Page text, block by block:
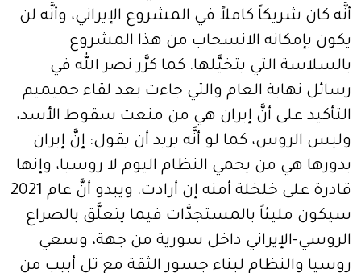
أنَّه كان شريكاً كاملاً في المشروع الإيراني، وأنَّه لن
يكون بإمكانه الانسحاب من هذا المشروع
بالسلاسة التي يتخيَّلها. كما كرَّر نصر الله في
رسائل نهاية العام والتي جاءت بعد لقاء حميميم
التأكيد على أنَّ إيران هي من منعت سقوط الأسد،
وليس الروس، كما لو أنَّه يريد أن يقول: إنَّ إيران
بدورها هي من يحمي النظام اليوم لا روسيا، وإنها
قادرة على خلخلة أمنه إن أرادت. ويبدو أنَّ عام 2021
سيكون مليئاً بالمستجدَّات فيما يتعلَّق بالصراع
الروسي-الإيراني داخل سورية من جهة، وسعي
روسيا والنظام لبناء جسور الثقة مع تل أبيب من